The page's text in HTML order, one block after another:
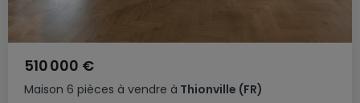
Maison 6 pièces à vendre à Thionville (FR)
510 000 €